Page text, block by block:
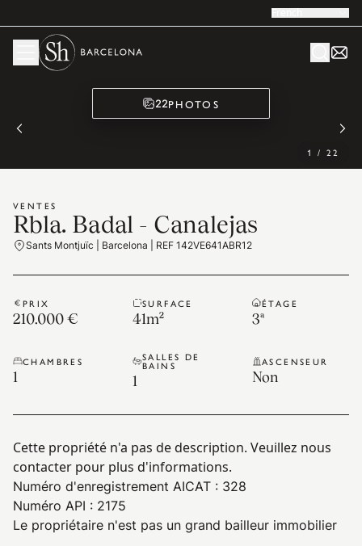
French
22PHOTOS
1 / 22
VENTES
Rbla. Badal - Canalejas
Sants Montjuïc | Barcelona | REF 142VE641ABR12
PRIX
210.000 €
SURFACE
41m²
ÉTAGE
3ª
CHAMBRES
1
SALLES DE
BAINS
1
ASCENSEUR
Non
Cette propriété n'a pas de description. Veuillez nous
contacter pour plus d'informations.
Numéro d'enregistrement AICAT : 328
Numéro API : 2175
Le propriétaire n'est pas un grand bailleur immobilier